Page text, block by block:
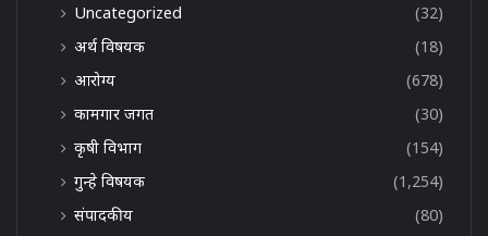
Uncategorized
(32)
अर्थ विषयक
(18)
आरोग्य
(678)
कामगार जगत
(30)
कृषी विभाग
(154)
गुन्हे विषयक
(1,254)
संपादकीय
(80)